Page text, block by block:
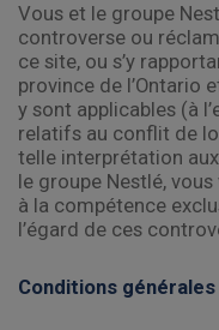
Vous et le groupe
controverse ou
ce site, ou s’y
province de l’Ontario
y sont applicables (à
relatifs au conflit de
telle interprétation
le groupe Nestlé,
à la compétence
l’égard de ces
Conditions